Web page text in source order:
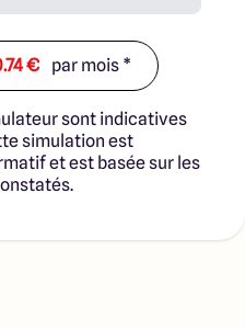
derniers sont soit des
à la transaction
Les terrains
la date de la première
cas Maisons ARLOGIS ou
des terrains, ne
ou de négociation sur la
la vente. Prix indiqués par
€ par mois *
sont indicatives
simulation est
et est basée sur les